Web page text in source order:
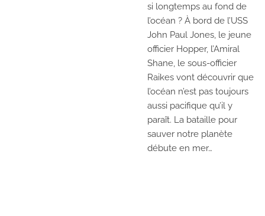
si longtemps au fond de
l’océan ? À bord de l’USS
John Paul Jones, le jeune
officier Hopper, l’Amiral
Shane, le sous-officier
Raikes vont découvrir que
l’océan n’est pas toujours
aussi pacifique qu’il y
paraît. La bataille pour
sauver notre planète
débute en mer…